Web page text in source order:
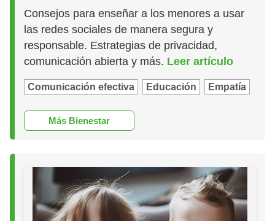
Consejos para enseñar a los menores a usar
las redes sociales de manera segura y
responsable. Estrategias de privacidad,
comunicación abierta y más. Leer artículo
Comunicación efectiva Educación Empatía
Más Bienestar